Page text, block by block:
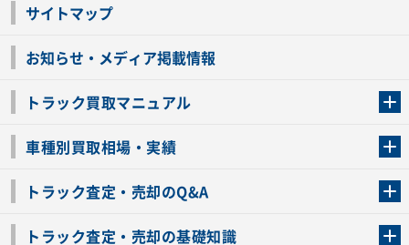
サイトマップ
お知らせ・メディア掲載情報
トラック買取マニュアル
車種別買取相場・実績
トラック査定・売却のQ&A
トラック査定・売却の基礎知識